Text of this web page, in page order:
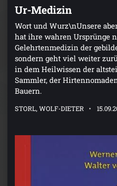
Ur-Medizin
Wort und Wurz\nUnsere
hat ihre wahren Ursprünge
Gelehrtenmedizin der
sondern geht viel weiter
in dem Heilwissen der
Sammler, der
Bauern.
STORL, WOLF-DIETER